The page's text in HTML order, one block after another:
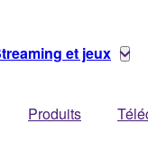
et jeux
Produits